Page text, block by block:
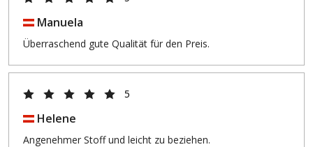
Manuela
Überraschend gute Qualität für den Preis.
5
Helene
Angenehmer Stoff und leicht zu beziehen.